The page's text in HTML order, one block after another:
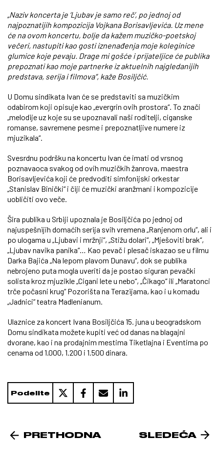
„Naziv koncerta je ‘Ljubav je samo reč’, po jednoj od
najpoznatijih kompozicija Vojkana Borisavljevića. Uz mene
će na ovom koncertu, bolje da kažem muzičko-poetskoj
večeri, nastupiti kao gosti iznenađenja moje koleginice
glumice koje pevaju. Drage mi gošće i prijateljice će publika
prepoznati kao moje partnerke iz aktuelnih najgledanijih
predstava, serija i filmova“, kaže Bosiljčić.
U Domu sindikata Ivan će se predstaviti sa muzičkim
odabirom koji opisuje kao „evergrin ovih prostora“. To znači
„melodije uz koje su se upoznavali naši roditelji, ciganske
romanse, savremene pesme i prepoznatljive numere iz
mjuzikala“.
Svesrdnu podršku na koncertu Ivan će imati od vrsnog
poznavaoca svakog od ovih muzičkih žanrova, maestra
Borisavljevića koji će predvoditi simfonijski orkestar
„Stanislav Binički“ i čiji će muzički aranžmani i kompozicije
uobličiti ovo veče.
Šira publika u Srbiji upoznala je Bosiljčića po jednoj od
najuspešnijih domaćih serija svih vremena „Ranjenom orlu“, ali i
po ulogama u „Ljubavi i mržnji“, „Stižu dolari“, „Mješoviti brak“,
„Ljubav navika panika“… Kao pevač i plesač iskazao se u filmu
Darka Bajića „Na lepom plavom Dunavu“, dok se publika
nebrojeno puta mogla uveriti da je postao siguran pevački
solista kroz mjuzikle „Cigani lete u nebo“, „Čikago“ ili „Maratonci
trče počasni krug“ Pozorišta na Terazijama, kao i u komadu
„Jadnici“ teatra Madlenianum.
Ulaznice za koncert Ivana Bosiljčića 15. juna u beogradskom
Domu sindikata možete kupiti već od danas na blagajni
dvorane, kao i na prodajnim mestima Tiketlajna i Eventima po
cenama od 1.000, 1.200 i 1.500 dinara.
Podelite
PRETHODNA SLEDEĆA